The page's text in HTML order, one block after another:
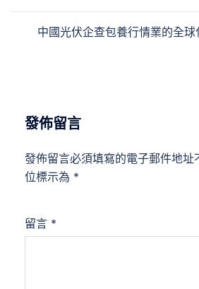
中國光伏企查包養行情業的全球
發佈留言
發佈留言必須填寫的電子郵件地址
位標示為 *
留言 *